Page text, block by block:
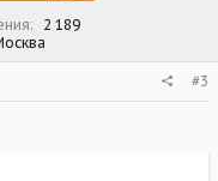
2 189
#3